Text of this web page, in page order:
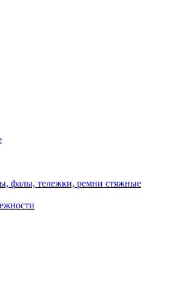
фалы, тележки, ремни стяжные